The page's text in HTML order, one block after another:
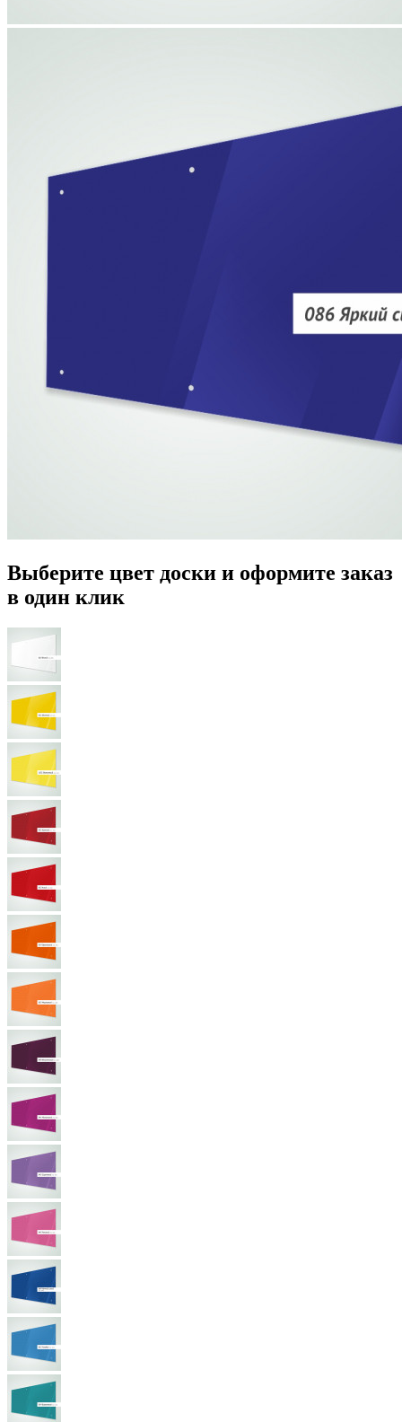
Выберите цвет доски и оформите заказ
в один клик